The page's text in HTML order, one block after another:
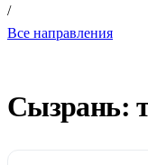
/
Все направления
Сызрань: